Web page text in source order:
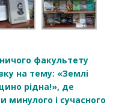
факультету
на тему: «Землі
рідна!», де
минулого і сучасного